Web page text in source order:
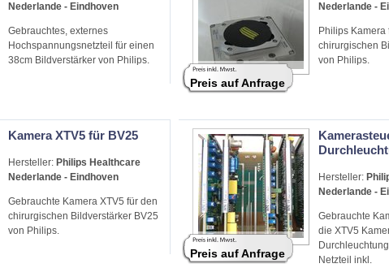
Nederlande - Eindhoven
Gebrauchtes, externes
Hochspannungsnetzteil für einen
38cm Bildverstärker von Philips.
Nederlande -
Philips Kamera
chirurgischen
von Philips.
Preis auf Anfrage
Kamera XTV5 für BV25
Hersteller: Philips Healthcare
Nederlande - Eindhoven
Gebrauchte Kamera XTV5 für den
chirurgischen Bildverstärker BV25
von Philips.
Hersteller:
Nederlande -
Gebrauchte
die XTV5
Netzteil inkl.
Preis auf Anfrage